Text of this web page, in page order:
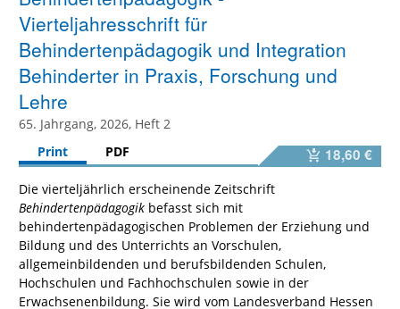
Vierteljahresschrift für
Behindertenpädagogik und Integration
Behinderter in Praxis, Forschung und
Lehre
65. Jahrgang, 2026, Heft 2
Print
PDF 18,60 €
Die vierteljährlich erscheinende Zeitschrift
Behindertenpädagogik befasst sich mit
behindertenpädagogischen Problemen der Erziehung und
Bildung und des Unterrichts an Vorschulen,
allgemeinbildenden und berufsbildenden Schulen,
Hochschulen und Fachhochschulen sowie in der
Erwachsenenbildung. Sie wird vom Landesverband Hessen